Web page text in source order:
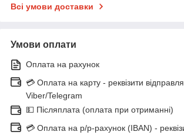
Всі умови доставки
Умови оплати
Оплата на рахунок
💳 Оплата на карту - реквізити
Viber/Telegram
💵 Післяплата (оплата при отриманні)
💳 Оплата на р/р-рахунок (IBAN) -